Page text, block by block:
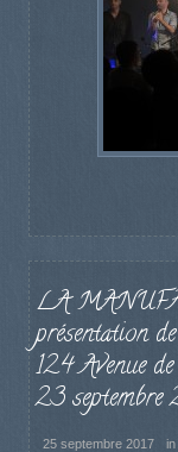
LA
présentation
124 Avenue
23 septembre
25 septembre 2017 in